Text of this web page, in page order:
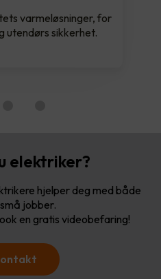
varmeløsninger, for
utendørs sikkerhet.
elektriker?
hjelper deg med både
jobber.
en gratis videobefaring!